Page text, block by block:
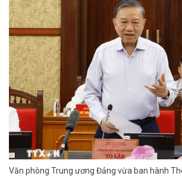
Văn phòng Trung ương Đảng vừa ban hành